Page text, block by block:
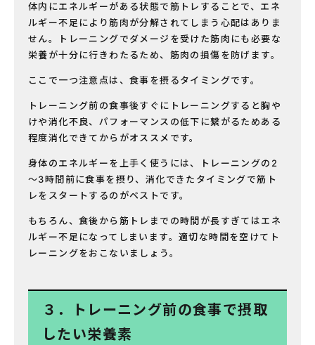
体内にエネルギーがある状態で筋トレすることで、エネ
ルギー不足により筋肉が分解されてしまう心配はありま
せん。トレーニングでダメージを受けた筋肉にも必要な
栄養が十分に行きわたるため、筋肉の損傷を防げます。
ここで一つ注意点は、食事を摂るタイミングです。
トレーニング前の食事後すぐにトレーニングすると胸や
けや消化不良、パフォーマンスの低下に繋がるためある
程度消化できてからがオススメです。
身体のエネルギーを上手く使うには、トレーニングの2
～3時間前に食事を摂り、消化できたタイミングで筋ト
レをスタートするのがベストです。
もちろん、食後から筋トレまでの時間が長すぎてはエネ
ルギー不足になってしまいます。適切な時間を空けてト
レーニングをおこないましょう。
３．トレーニング前の食事で摂取
したい栄養素